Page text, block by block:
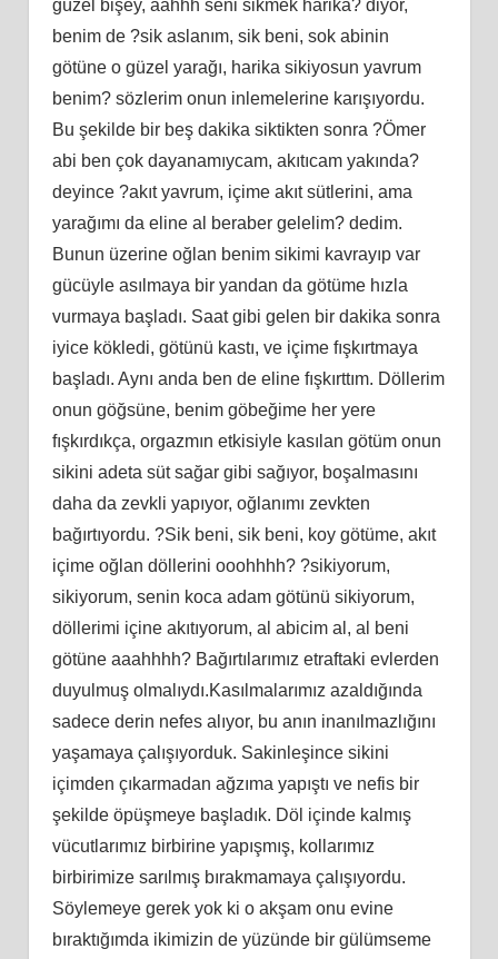
güzel bişey, aahhh seni sikmek harika? diyor,
benim de ?sik aslanım, sik beni, sok abinin
götüne o güzel yarağı, harika sikiyosun yavrum
benim? sözlerim onun inlemelerine karışıyordu.
Bu şekilde bir beş dakika siktikten sonra ?Ömer
abi ben çok dayanamıycam, akıtıcam yakında?
deyince ?akıt yavrum, içime akıt sütlerini, ama
yarağımı da eline al beraber gelelim? dedim.
Bunun üzerine oğlan benim sikimi kavrayıp var
gücüyle asılmaya bir yandan da götüme hızla
vurmaya başladı. Saat gibi gelen bir dakika sonra
iyice kökledi, götünü kastı, ve içime fışkırtmaya
başladı. Aynı anda ben de eline fışkırttım. Döllerim
onun göğsüne, benim göbeğime her yere
fışkırdıkça, orgazmın etkisiyle kasılan götüm onun
sikini adeta süt sağar gibi sağıyor, boşalmasını
daha da zevkli yapıyor, oğlanımı zevkten
bağırtıyordu. ?Sik beni, sik beni, koy götüme, akıt
içime oğlan döllerini ooohhhh? ?sikiyorum,
sikiyorum, senin koca adam götünü sikiyorum,
döllerimi içine akıtıyorum, al abicim al, al beni
götüne aaahhhh? Bağırtılarımız etraftaki evlerden
duyulmuş olmalıydı.Kasılmalarımız azaldığında
sadece derin nefes alıyor, bu anın inanılmazlığını
yaşamaya çalışıyorduk. Sakinleşince sikini
içimden çıkarmadan ağzıma yapıştı ve nefis bir
şekilde öpüşmeye başladık. Döl içinde kalmış
vücutlarımız birbirine yapışmış, kollarımız
birbirimize sarılmış bırakmamaya çalışıyordu.
Söylemeye gerek yok ki o akşam onu evine
bıraktığımda ikimizin de yüzünde bir gülümseme